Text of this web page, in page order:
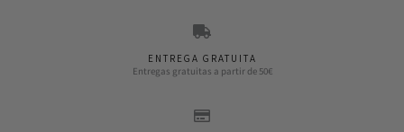
ENTREGA GRATUITA
Entregas gratuitas a partir de 50€